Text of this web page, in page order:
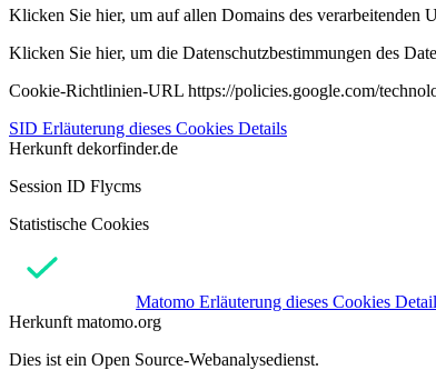
Klicken Sie hier, um auf allen Domains des verarbeitenden
Klicken Sie hier, um die Datenschutzbestimmungen des
Cookie-Richtlinien-URL https://policies.google.com/
SID Erläuterung dieses Cookies Details
Herkunft dekorfinder.de
Session ID Flycms
Statistische Cookies
Matomo Erläuterung dieses Cookies
Herkunft matomo.org
Dies ist ein Open Source-Webanalysedienst.